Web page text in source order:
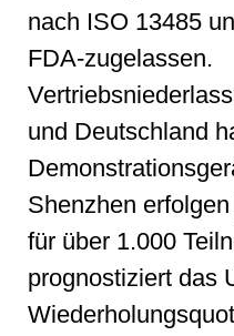
nach ISO 13485
FDA-zugelassen.
und Deutschland
Shenzhen
für über 1.000
prognostiziert das